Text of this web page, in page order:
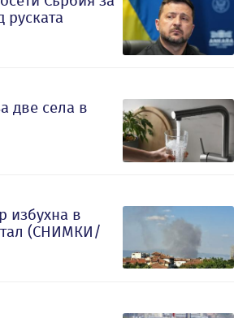
руската
две села в
избухна в
(СНИМКИ/